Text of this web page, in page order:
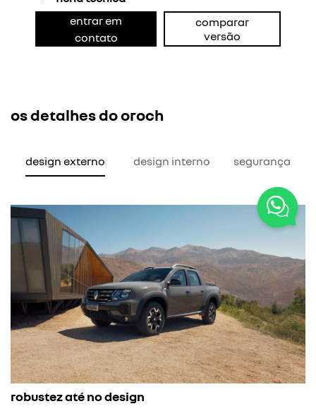
entrar em
contato
comparar
versão
os detalhes do oroch
design externo design interno segurança
robustez até no design